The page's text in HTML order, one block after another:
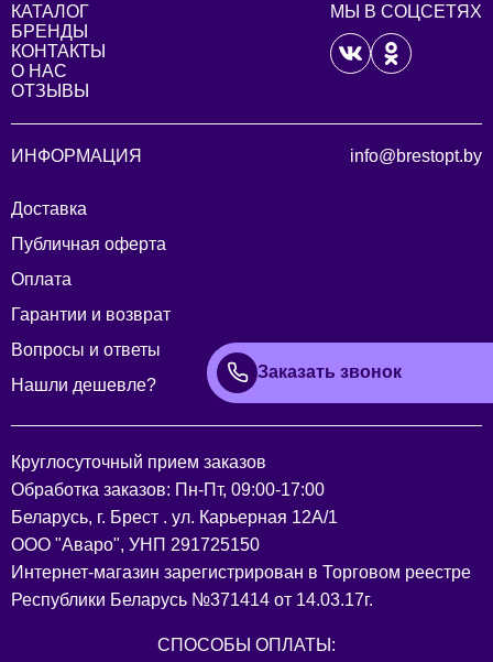
КАТАЛОГ
БРЕНДЫ
КОНТАКТЫ
О НАС
ОТЗЫВЫ
МЫ В СОЦСЕТЯХ
ИНФОРМАЦИЯ
Доставка
Публичная оферта
Оплата
Гарантии и возврат
Вопросы и ответы
Нашли дешевле?
info@brestopt.by
Заказать звонок
Круглосуточный прием заказов
Обработка заказов: Пн-Пт, 09:00-17:00
Беларусь, г. Брест . ул. Карьерная 12А/1
ООО "Аваро", УНП 291725150
Интернет-магазин зарегистрирован в Торговом реестре
Республики Беларусь №371414 от 14.03.17г.
СПОСОБЫ ОПЛАТЫ: